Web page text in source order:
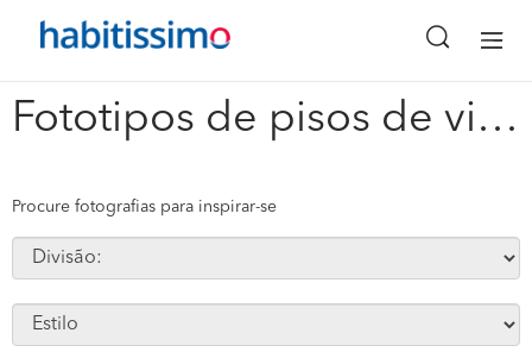
Fototipos de pisos de vinil #112087
x
Procure fotografias para inspirar-se